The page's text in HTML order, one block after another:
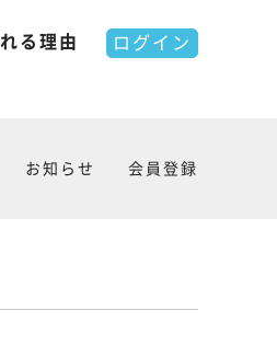
る理由 ログイン
お知らせ 会員登録